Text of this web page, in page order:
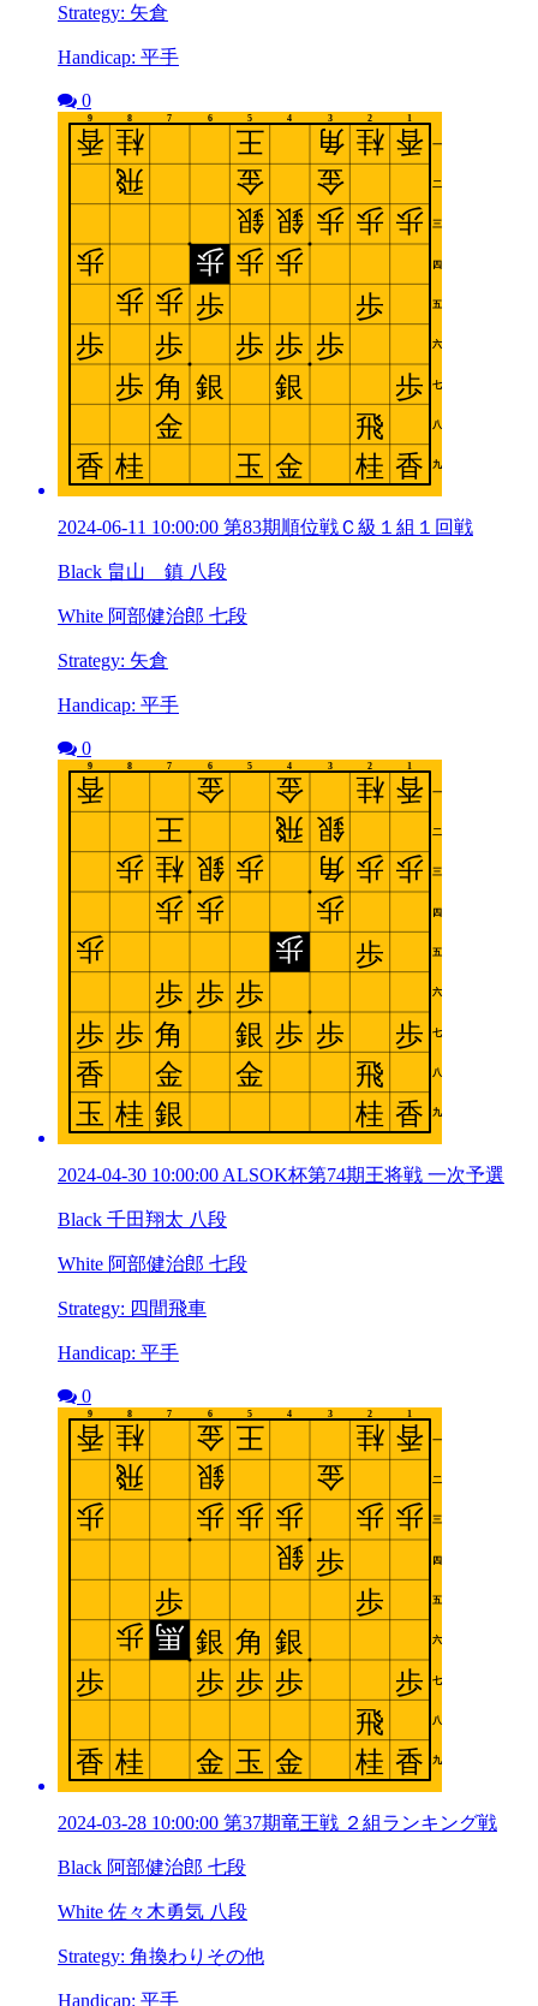
Strategy: 矢倉
Handicap: 平手
0
2024-06-11 10:00:00 第83期順位戦Ｃ級１組１回戦
Black 畠山 鎮 八段
White 阿部健治郎 七段
Strategy: 矢倉
Handicap: 平手
0
2024-04-30 10:00:00 ALSOK杯第74期王将戦 一次予選
Black 千田翔太 八段
White 阿部健治郎 七段
Strategy: 四間飛車
Handicap: 平手
0
2024-03-28 10:00:00 第37期竜王戦 ２組ランキング戦
Black 阿部健治郎 七段
White 佐々木勇気 八段
Strategy: 角換わりその他
Handicap: 平手